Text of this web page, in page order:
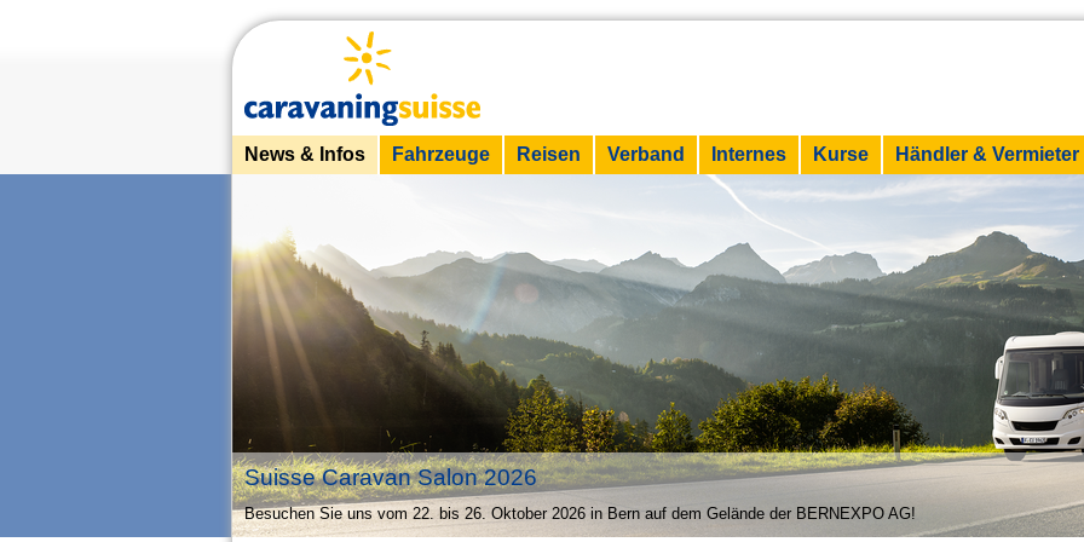
News & Infos Fahrzeuge Reisen Verband Internes Kurse Händler & Vermieter
Suisse Caravan Salon 2026
Besuchen Sie uns vom 22. bis 26. Oktober 2026 in Bern auf dem Gelände der BERNEXPO AG!